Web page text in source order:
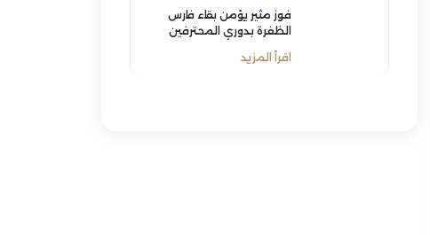
فوز مثير يؤمن بقاء فارس
الظفرة بدوري المحترفين
اقرأ المزيد